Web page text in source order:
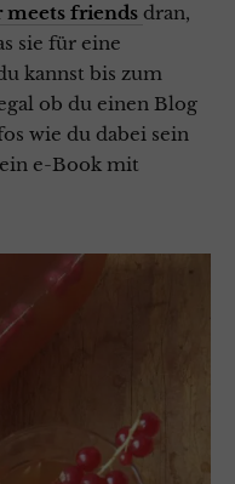
meets friends dran,
sie für eine
kannst bis zum
ob du einen Blog
wie du dabei sein
e-Book mit